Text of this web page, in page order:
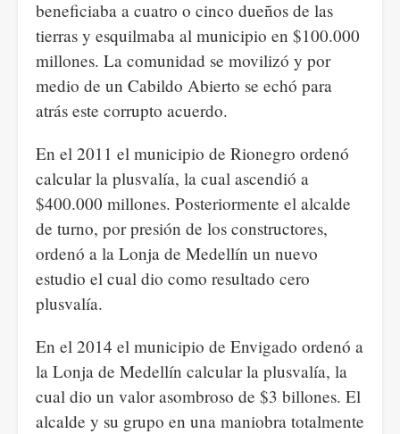
beneficiaba a cuatro o cinco dueños de las
tierras y esquilmaba al municipio en $100.000
millones. La comunidad se movilizó y por
medio de un Cabildo Abierto se echó para
atrás este corrupto acuerdo.
En el 2011 el municipio de Rionegro ordenó
calcular la plusvalía, la cual ascendió a
$400.000 millones. Posteriormente el alcalde
de turno, por presión de los constructores,
ordenó a la Lonja de Medellín un nuevo
estudio el cual dio como resultado cero
plusvalía.
En el 2014 el municipio de Envigado ordenó a
la Lonja de Medellín calcular la plusvalía, la
cual dio un valor asombroso de $3 billones. El
alcalde y su grupo en una maniobra totalmente